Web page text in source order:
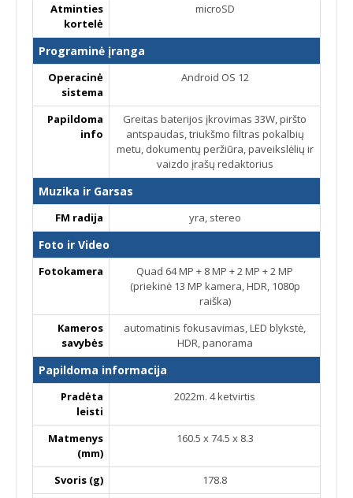
Atminties
kortelė
microSD
Programinė įranga
Operacinė
sistema
Android OS 12
Papildoma
info
Greitas baterijos įkrovimas 33W, piršto
antspaudas, triukšmo filtras pokalbių
metu, dokumentų peržiūra, paveikslėlių ir
vaizdo įrašų redaktorius
Muzika ir Garsas
FM radija yra, stereo
Foto ir Video
Fotokamera
Quad 64 MP + 8 MP + 2 MP + 2 MP
(priekinė 13 MP kamera, HDR, 1080p
raiška)
Kameros
savybės
automatinis fokusavimas, LED blykstė,
HDR, panorama
Papildoma informacija
Pradėta
leisti
2022m. 4 ketvirtis
Matmenys
(mm)
160.5 x 74.5 x 8.3
Svoris (g)
178.8